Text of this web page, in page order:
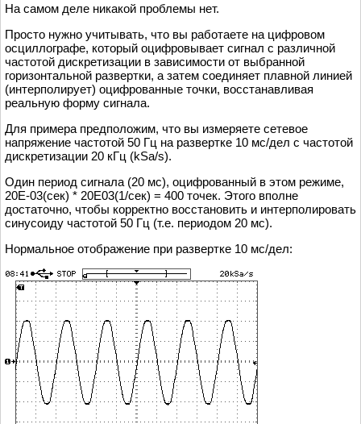
На самом деле никакой проблемы нет.
Просто нужно учитывать, что вы работаете на цифровом
осциллографе, который оцифровывает сигнал с различной
частотой дискретизации в зависимости от выбранной
горизонтальной развертки, а затем соединяет плавной линией
(интерполирует) оцифрованные точки, восстанавливая
реальную форму сигнала.
Для примера предположим, что вы измеряете сетевое
напряжение частотой 50 Гц на развертке 10 мс/дел с частотой
дискретизации 20 кГц (kSa/s).
Один период сигнала (20 мс), оцифрованный в этом режиме,
20Е-03(сек) * 20Е03(1/сек) = 400 точек. Этого вполне
достаточно, чтобы корректно восстановить и интерполировать
синусоиду частотой 50 Гц (т.е. периодом 20 мс).
Нормальное отображение при развертке 10 мс/дел: